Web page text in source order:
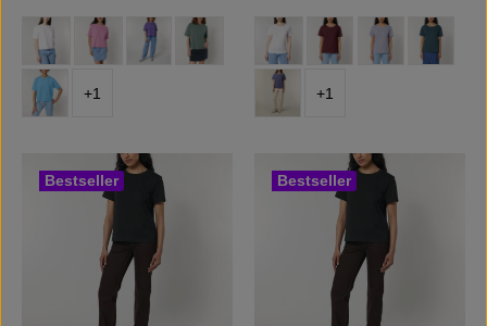
Farbe auswählen
(Diese Option ist zurzeit nicht verfügbar.)
+1
Farbe auswählen
+1
Bestseller Bestseller